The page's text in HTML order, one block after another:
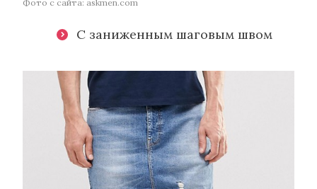
Фото с сайта: askmen.com
С заниженным шаговым швом